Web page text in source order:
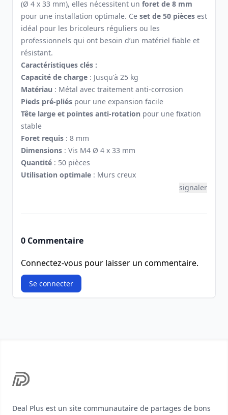
(Ø 4 x 33 mm), elles nécessitent un foret de 8 mm
pour une installation optimale. Ce set de 50 pièces est
idéal pour les bricoleurs réguliers ou les
professionnels qui ont besoin d’un matériel fiable et
résistant.
Caractéristiques clés :
Capacité de charge : Jusqu'à 25 kg
Matériau : Métal avec traitement anti-corrosion
Pieds pré-pliés pour une expansion facile
Tête large et pointes anti-rotation pour une fixation
stable
Foret requis : 8 mm
Dimensions : Vis M4 Ø 4 x 33 mm
Quantité : 50 pièces
Utilisation optimale : Murs creux
signaler
0 Commentaire
Connectez-vous pour laisser un commentaire.
Se connecter
Deal Plus est un site communautaire de partages de bons